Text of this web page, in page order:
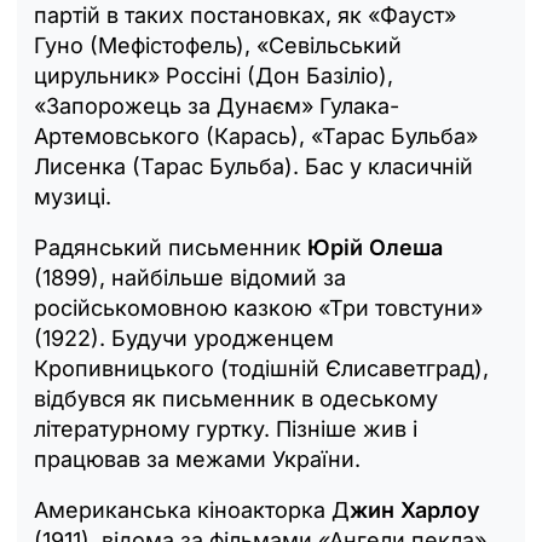
партій в таких постановках, як «Фауст»
Гуно (Мефістофель), «Севільський
цирульник» Россіні (Дон Базіліо),
«Запорожець за Дунаєм» Гулака-
Артемовського (Карась), «Тарас Бульба»
Лисенка (Тарас Бульба). Бас у класичній
музиці.
Радянський письменник Юрій Олеша
(1899), найбільше відомий за
російськомовною казкою «Три товстуни»
(1922). Будучи уродженцем
Кропивницького (тодішній Єлисаветград),
відбувся як письменник в одеському
літературному гуртку. Пізніше жив і
працював за межами України.
Американська кіноакторка Джин Харлоу